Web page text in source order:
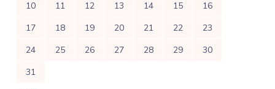
10 11 12 13 14 15
16
17
18 19 20 21 22
23
24
25 26 27 28 29
30
31